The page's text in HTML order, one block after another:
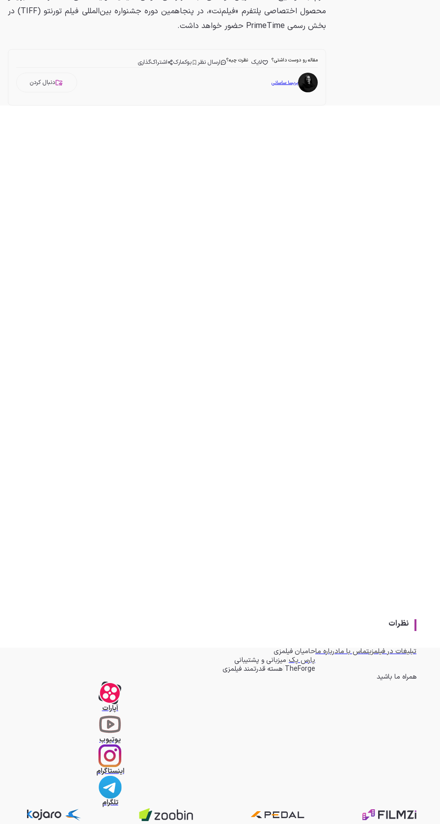
محصول اختصاصی پلتفرم «فیلم‌نت»، در پنجاهمین دوره جشنواره بین‌المللی فیلم تورنتو (TIFF) در
بخش رسمی PrimeTime حضور خواهد داشت.
مقاله رو دوست داشتی؟ لایک نظرت چیه؟ ارسال نظر بوکمارک اشتراک‌گذاری
پریسا ساسانی دنبال کردن
نظرات
تبلیغات در فیلمزیتماس با مادرباره ماحامیان فیلمزی
پارس پک میزبانی و پشتیبانی
TheForge هسته قدرتمند فیلمزی
همراه ما باشید
آپارات
یوتیوب
اینستاگرام
تلگرام